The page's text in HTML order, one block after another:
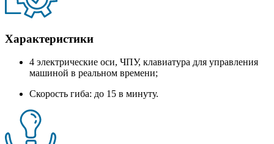
Характеристики
4 электрические оси, ЧПУ, клавиатура для управления
машиной в реальном времени;
Скорость гиба: до 15 в минуту.